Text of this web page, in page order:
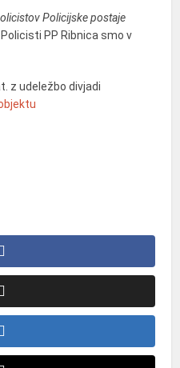
Policijske postaje
Policisti PP Ribnica smo v
z udeležbo divjadi